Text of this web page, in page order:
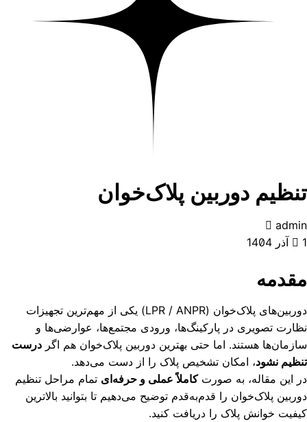
تنظیم دوربین پلاک‌خوان
admin
1 آذر 1404
مقدمه
دوربین‌های پلاک‌خوان (LPR / ANPR) یکی از مهم‌ترین تجهیزات
نظارت تصویری در پارکینگ‌ها، ورودی مجتمع‌ها، عوارضی‌ها و
سازمان‌ها هستند. اما حتی بهترین دوربین پلاک‌خوان هم اگر درست
تنظیم نشود، امکان تشخیص پلاک را از دست می‌دهد.
در این مقاله، به صورتکاملاً عملی و حرفه‌ای تمام مراحل تنظیم
دوربین پلاک‌خوان را قدم‌به‌قدم توضیح می‌دهیم تا بتوانید بالاترین
کیفیت خوانش پلاک را دریافت کنید.